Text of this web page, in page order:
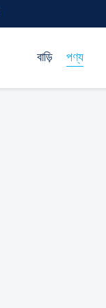
বাড়ি পণ্য